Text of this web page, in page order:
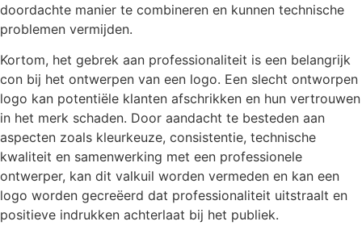
doordachte manier te combineren en kunnen technische
problemen vermijden.
Kortom, het gebrek aan professionaliteit is een belangrijk
con bij het ontwerpen van een logo. Een slecht ontworpen
logo kan potentiële klanten afschrikken en hun vertrouwen
in het merk schaden. Door aandacht te besteden aan
aspecten zoals kleurkeuze, consistentie, technische
kwaliteit en samenwerking met een professionele
ontwerper, kan dit valkuil worden vermeden en kan een
logo worden gecreëerd dat professionaliteit uitstraalt en
positieve indrukken achterlaat bij het publiek.